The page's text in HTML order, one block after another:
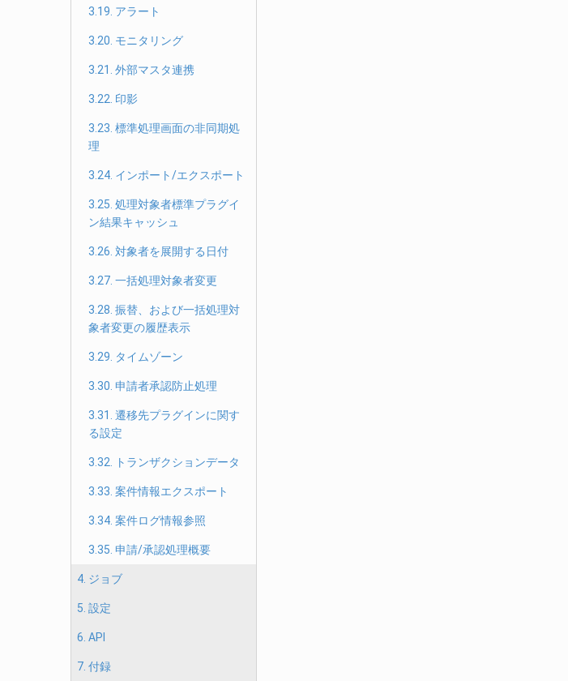
3.19. アラート
3.20. モニタリング
3.21. 外部マスタ連携
3.22. 印影
3.23. 標準処理画面の非同期処
理
3.24. インポート/エクスポート
3.25. 処理対象者標準プラグイ
ン結果キャッシュ
3.26. 対象者を展開する日付
3.27. 一括処理対象者変更
3.28. 振替、および一括処理対
象者変更の履歴表示
3.29. タイムゾーン
3.30. 申請者承認防止処理
3.31. 遷移先プラグインに関す
る設定
3.32. トランザクションデータ
3.33. 案件情報エクスポート
3.34. 案件ログ情報参照
3.35. 申請/承認処理概要
4. ジョブ
5. 設定
6. API
7. 付録